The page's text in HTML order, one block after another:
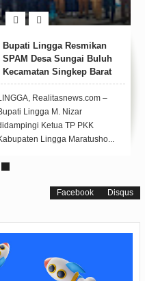
Bupati Lingga Resmikan
SPAM Desa Sungai Buluh
Kecamatan Singkep Barat
Realitasnews.com –
Lingga M. Nizar
Ketua TP PKK
Lingga Maratusho...
Facebook Disqus